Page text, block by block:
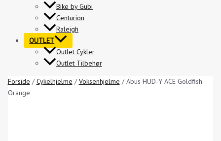
Bike by Gubi
Centurion
Raleigh
OUTLET
Outlet Cykler
Outlet Tilbehør
Forside /Cykelhjelme /Voksenhjelme / Abus HUD-Y ACE Goldfish
Orange